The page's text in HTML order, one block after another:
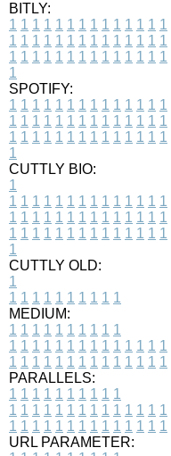
BITLY:
1 1 1 1 1 1 1 1 1 1 1 1 1 1
1 1 1 1 1 1 1 1 1 1 1 1 1 1
1 1 1 1 1 1 1 1 1 1 1 1 1 1
1
SPOTIFY:
1 1 1 1 1 1 1 1 1 1 1 1 1 1
1 1 1 1 1 1 1 1 1 1 1 1 1 1
1 1 1 1 1 1 1 1 1 1 1 1 1 1
1
CUTTLY BIO:
1
1 1 1 1 1 1 1 1 1 1 1 1 1 1
1 1 1 1 1 1 1 1 1 1 1 1 1 1
1 1 1 1 1 1 1 1 1 1 1 1 1 1
1
CUTTLY OLD:
1
1 1 1 1 1 1 1 1 1 1
MEDIUM:
1 1 1 1 1 1 1 1 1 1
1 1 1 1 1 1 1 1 1 1 1 1 1 1
1 1 1 1 1 1 1 1 1 1 1 1 1 1
PARALLELS:
1 1 1 1 1 1 1 1 1 1
1 1 1 1 1 1 1 1 1 1 1 1 1 1
1 1 1 1 1 1 1 1 1 1 1 1 1 1
URL PARAMETER: